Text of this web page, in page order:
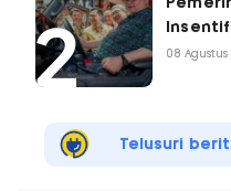
08
Telusuri